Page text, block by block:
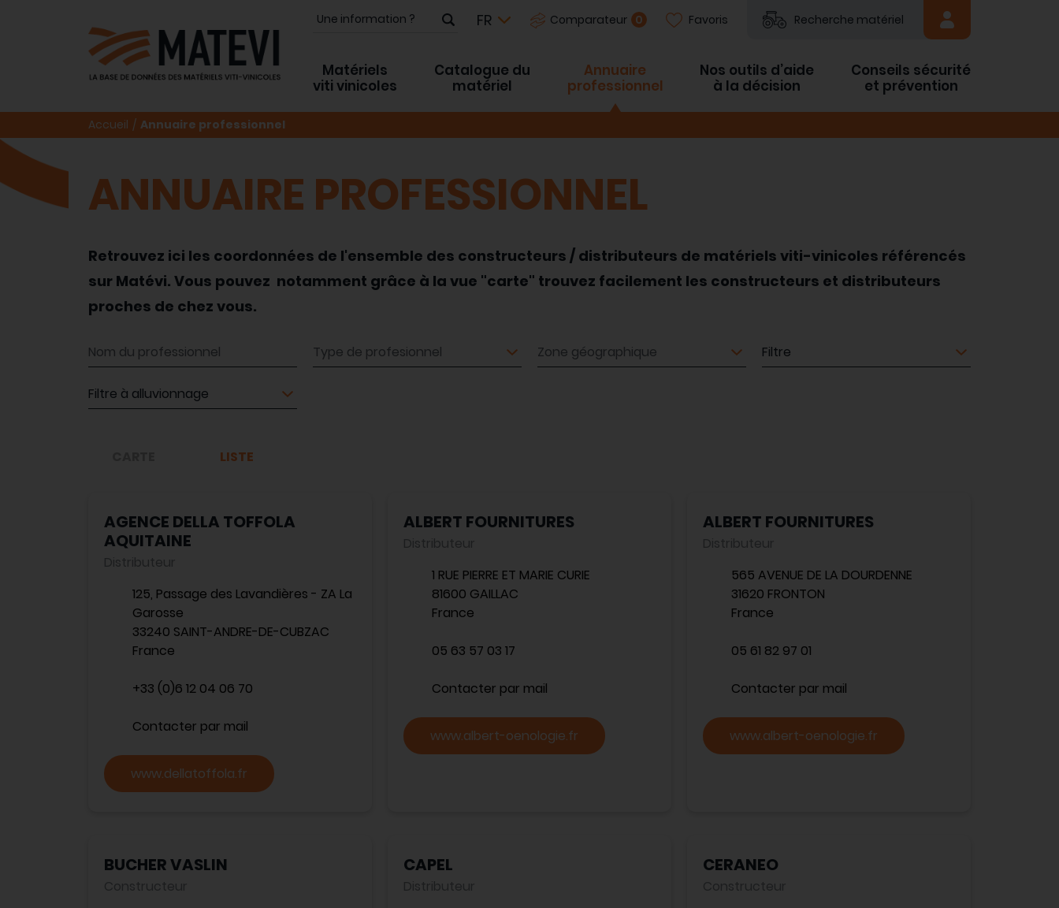
Comparateur 0 Favoris Recherche matériel
Matériels
viti vinicoles
Catalogue du
matériel
Annuaire
professionnel
Nos outils d’aide
à la décision
Conseils sécurité
et prévention
Accueil Annuaire professionnel
ANNUAIRE PROFESSIONNEL
Retrouvez ici les coordonnées de l'ensemble des constructeurs / distributeurs de matériels viti-vinicoles référencés
sur Matévi. Vous pouvez notamment grâce à la vue "carte" trouvez facilement les constructeurs et distributeurs
proches de chez vous.
Nom du professionnel Type de profesionnel Zone géographique Matériel
Matériel
LISTE
AGENCE DELLA TOFFOLA
AQUITAINE
Distributeur
125, Passage des Lavandières - ZA La
Garosse
33240 SAINT-ANDRE-DE-CUBZAC
France
+33 (0)6 12 04 06 70
Contacter par mail
www.dellatoffola.fr
ALBERT FOURNITURES
Distributeur
1 RUE PIERRE ET MARIE CURIE
81600 GAILLAC
France
05 63 57 03 17
Contacter par mail
www.albert-oenologie.fr
ALBERT FOURNITURES
Distributeur
565 AVENUE DE LA DOURDENNE
31620 FRONTON
France
05 61 82 97 01
Contacter par mail
www.albert-oenologie.fr
BUCHER VASLIN
Constructeur
CAPEL
Distributeur
CERANEO
Constructeur